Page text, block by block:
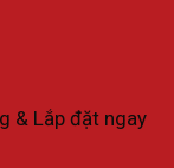
& Lắp đặt ngay